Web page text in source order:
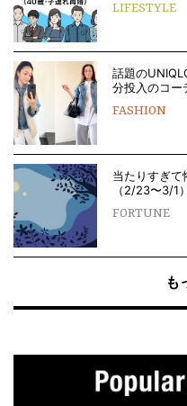
LIFESTYLE
話題の
分投入のコー
FASHION
当たりすぎて
（2/23〜3/1
FORTUNE
も